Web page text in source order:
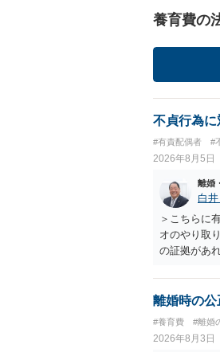
養育費の
不貞行為
#有責配偶者 #
2026年8月5日
離婚
白
＞こちらに
オのやり取
の証拠があ
があります
離婚時の
#養育費 #離婚
2026年8月3日